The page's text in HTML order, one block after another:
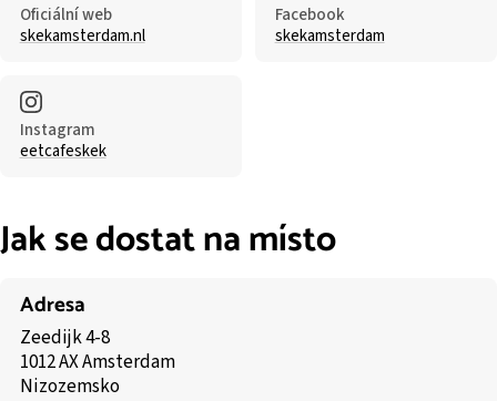
Oficiální web
skekamsterdam.nl
Facebook
skekamsterdam
Instagram
eetcafeskek
Jak se dostat na místo
Adresa
Zeedijk 4-8
1012 AX Amsterdam
Nizozemsko